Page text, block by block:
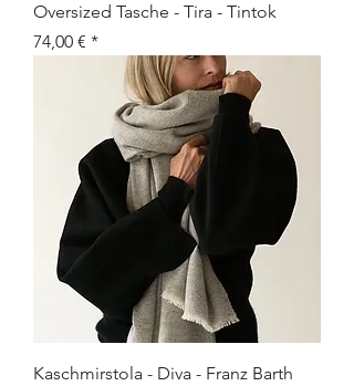
Oversized Tasche - Tira - Tintok
Preis
74,00 €
Kaschmirstola - Diva - Franz Barth